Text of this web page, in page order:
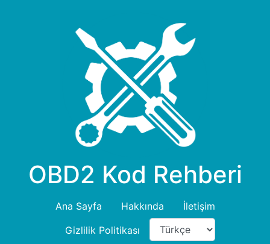
OBD2 Kod Rehberi
Ana Sayfa Hakkında
İletişim
Gizlilik Politikası